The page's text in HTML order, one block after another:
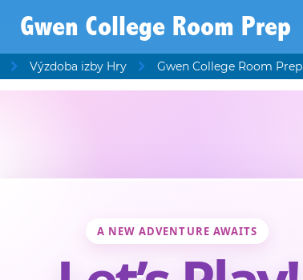
Gwen College Room Prep
Výzdoba izby Hry Gwen College Room Prep